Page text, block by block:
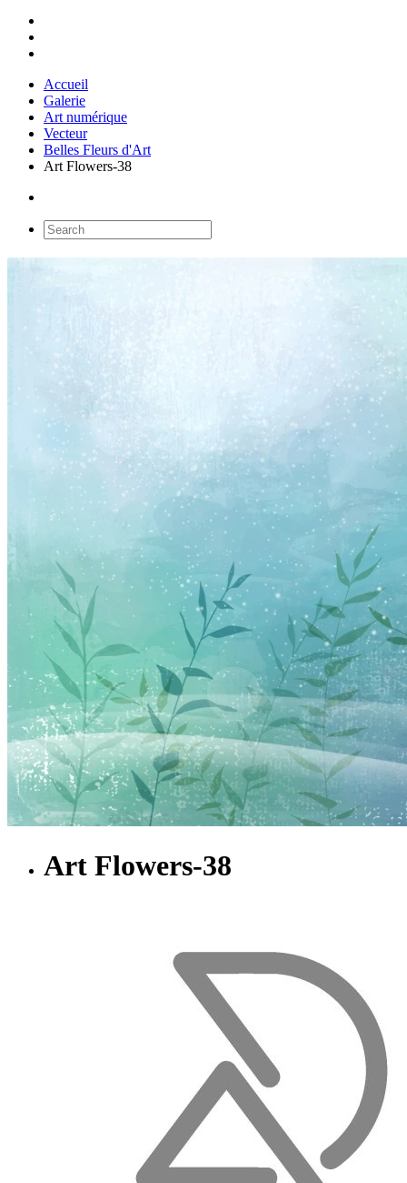
Accueil
Galerie
Art numérique
Vecteur
Belles Fleurs d'Art
Art Flowers-38
Art Flowers-38